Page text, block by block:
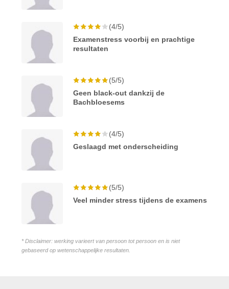
(4/5)
Examenstress voorbij en prachtige
resultaten
(5/5)
Geen black-out dankzij de
Bachbloesems
(4/5)
Geslaagd met onderscheiding
(5/5)
Veel minder stress tijdens de examens
* Disclaimer: werking varieert van persoon tot persoon en is niet
gebaseerd op wetenschappelijke resultaten.